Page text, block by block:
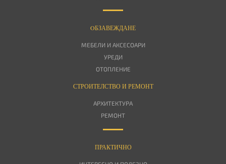
OБЗАВЕЖДАНЕ
МЕБЕЛИ И АКСЕСОАРИ
УРЕДИ
ОТОПЛЕНИЕ
СТРОИТЕЛСТВО И РЕМОНТ
АРХИТЕКТУРА
РЕМОНТ
ПРАКТИЧНО